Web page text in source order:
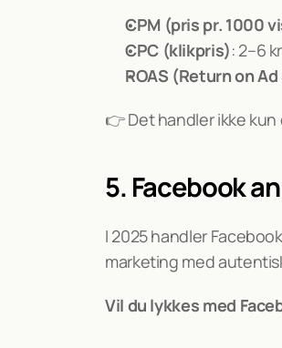
CPM (pris pr. 1000
CPC (klikpris): 2–6
ROAS (Return on
👉 Det handler ikke
5. Facebook
I 2025 handler
marketing med
Vil du lykkes med